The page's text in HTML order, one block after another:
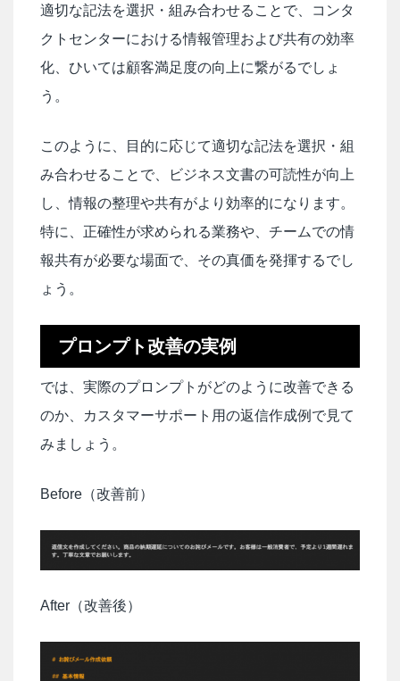
適切な記法を選択・組み合わせることで、コンタ
クトセンターにおける情報管理および共有の効率
化、ひいては顧客満足度の向上に繋がるでしょ
う。
このように、目的に応じて適切な記法を選択・組
み合わせることで、ビジネス文書の可読性が向上
し、情報の整理や共有がより効率的になります。
特に、正確性が求められる業務や、チームでの情
報共有が必要な場面で、その真価を発揮するでし
ょう。
プロンプト改善の実例
では、実際のプロンプトがどのように改善できる
のか、カスタマーサポート用の返信作成例で見て
みましょう。
Before（改善前）
After（改善後）